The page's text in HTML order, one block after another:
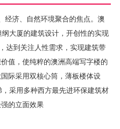
经济、自然环境聚合的焦点。澳
大厦的建筑设计，开创性的实现
达到关注人性需求，实现建筑带
值，使纯粹的澳洲高端写字楼的
际采用双核心筒，薄板楼体设
采用多种西方最先进环保建筑材
的立面效果